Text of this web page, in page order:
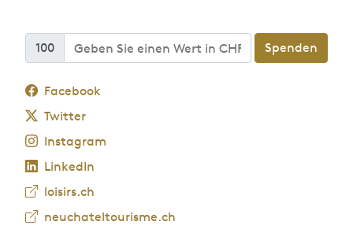
100 Spenden
Facebook
Twitter
Instagram
LinkedIn
loisirs.ch
neuchateltourisme.ch